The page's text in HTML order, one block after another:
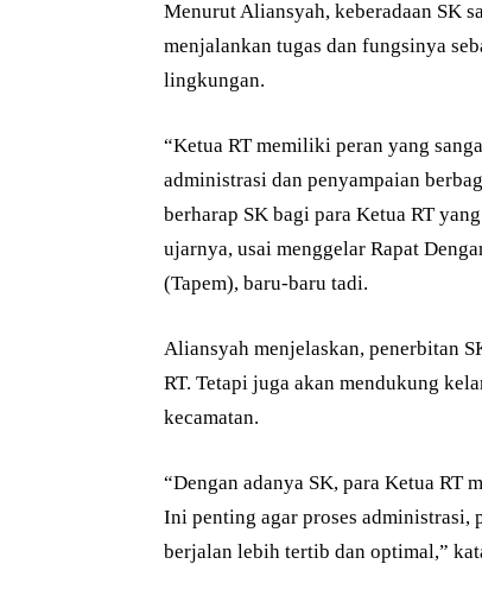
Menurut Aliansyah, keberadaan SK
menjalankan tugas dan fungsinya
lingkungan.
“Ketua RT memiliki peran yang
administrasi dan penyampaian
berharap SK bagi para Ketua RT
ujarnya, usai menggelar Rapat
(Tapem), baru-baru tadi.
Aliansyah menjelaskan, penerbitan
RT. Tetapi juga akan mendukung
kecamatan.
“Dengan adanya SK, para Ketua RT
Ini penting agar proses administrasi,
berjalan lebih tertib dan optimal,”